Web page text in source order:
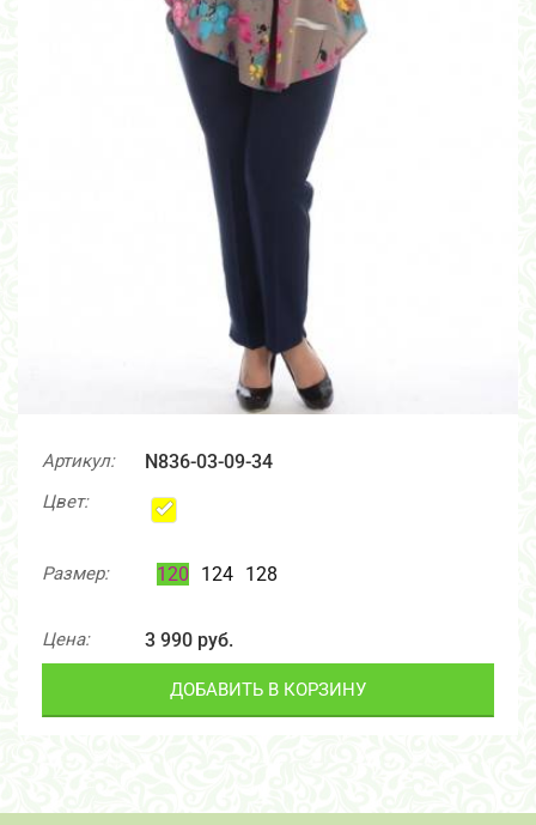
Артикул: N836-03-09-34
Цвет:
Размер: 120 124 128
Цена: 3 990 руб.
ДОБАВИТЬ В КОРЗИНУ